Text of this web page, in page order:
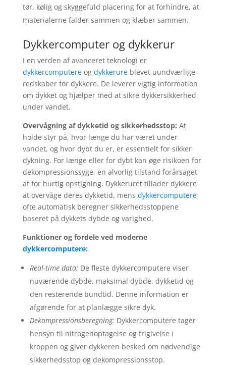
tør, kølig og skyggefuld placering for at forhindre, at
materialerne falder sammen og klæber sammen.
Dykkercomputer og dykkerur
I en verden af avanceret teknologi er
dykkercomputereog dykkerureblevet uundværlige
redskaber for dykkere. De leverer vigtig information
om dykket og hjælper med at sikre dykkersikkerhed
under vandet.
Overvågning af dykketid og sikkerhedsstop: At
holde styr på, hvor længe du har været under
vandet, og hvor dybt du er, er essentielt for sikker
dykning. For længe eller for dybt kan øge risikoen for
dekompressionssyge, en alvorlig tilstand forårsaget
af for hurtig opstigning. Dykkeruret tillader dykkere
at overvåge deres dykketid, mens dykkercomputere
ofte automatisk beregner sikkerhedsstoppene
baseret på dykkets dybde og varighed.
Funktioner og fordele ved moderne
dykkercomputere:
Real-time data: De fleste dykkercomputere viser
nuværende dybde, maksimal dybde, dykketid og
den resterende bundtid. Denne information er
afgørende for at planlægge sikre dyk.
Dekompressionsberegning: Dykkercomputere tager
hensyn til nitrogenoptagelse og frigivelse i
kroppen og giver dykkeren besked om nødvendige
sikkerhedsstop og dekompressionsstop.